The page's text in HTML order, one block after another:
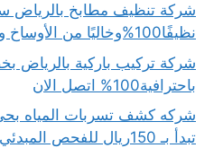
شركة تنظيف مطابخ بالرياض
نظيفًا100%وخاليًا من الأوساخ والدهون بـ40%خصم
باحترافية100% اتصل الان
شركه كشف تسربات المياه بحي
تبدأ بـ 150ريال للفحص المبدئي